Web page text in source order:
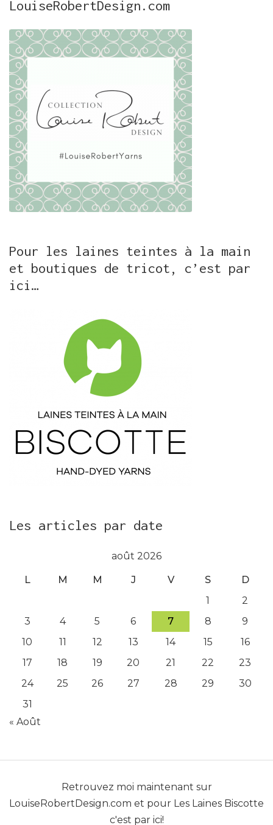
LouiseRobertDesign.com
Pour les laines teintes à la main
et boutiques de tricot, c’est par
ici…
Les articles par date
août 2026
L M M J V S
D
1
2
3
4 5 6 7 8
9
10
11 12 13 14 15
16
17
18 19 20 21 22
23
24
25 26 27 28 29
30
31
« Août
Retrouvez moi maintenant sur
LouiseRobertDesign.com et pour Les Laines Biscotte
c'est par ici!